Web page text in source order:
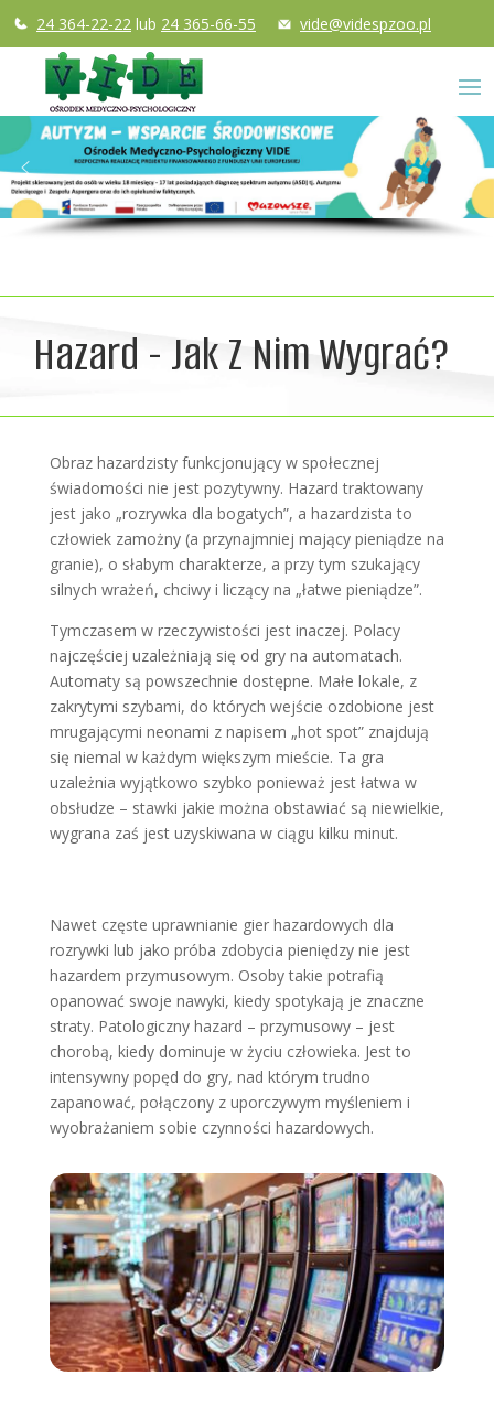
24 364-22-22 lub 24 365-66-55 vide@videspzoo.pl
Hazard - Jak Z Nim Wygrać?
Obraz hazardzisty funkcjonujący w społecznej
świadomości nie jest pozytywny. Hazard traktowany
jest jako „rozrywka dla bogatych”, a hazardzista to
człowiek zamożny (a przynajmniej mający pieniądze na
granie), o słabym charakterze, a przy tym szukający
silnych wrażeń, chciwy i liczący na „łatwe pieniądze”.
Tymczasem w rzeczywistości jest inaczej. Polacy
najczęściej uzależniają się od gry na automatach.
Automaty są powszechnie dostępne. Małe lokale, z
zakrytymi szybami, do których wejście ozdobione jest
mrugającymi neonami z napisem „hot spot” znajdują
się niemal w każdym większym mieście. Ta gra
uzależnia wyjątkowo szybko ponieważ jest łatwa w
obsłudze – stawki jakie można obstawiać są niewielkie,
wygrana zaś jest uzyskiwana w ciągu kilku minut.
Nawet częste uprawnianie gier hazardowych dla
rozrywki lub jako próba zdobycia pieniędzy nie jest
hazardem przymusowym. Osoby takie potrafią
opanować swoje nawyki, kiedy spotykają je znaczne
straty. Patologiczny hazard – przymusowy – jest
chorobą, kiedy dominuje w życiu człowieka. Jest to
intensywny popęd do gry, nad którym trudno
zapanować, połączony z uporczywym myśleniem i
wyobrażaniem sobie czynności hazardowych.